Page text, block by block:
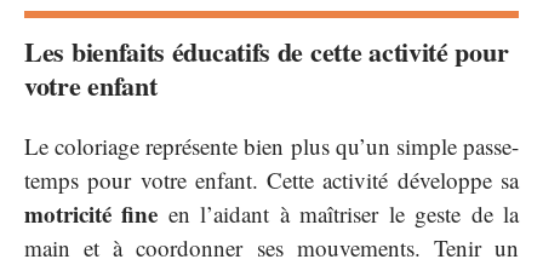
Les bienfaits éducatifs de cette activité pour
votre enfant
Le coloriage représente bien plus qu’un simple passe-
temps pour votre enfant. Cette activité développe sa
motricité fine en l’aidant à maîtriser le geste de la
main et à coordonner ses mouvements. Tenir un